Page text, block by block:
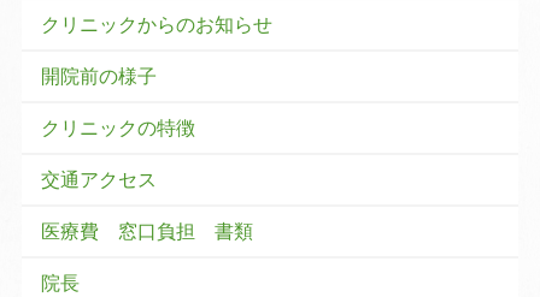
クリニックからのお知らせ
開院前の様子
クリニックの特徴
交通アクセス
医療費 窓口負担 書類
院長